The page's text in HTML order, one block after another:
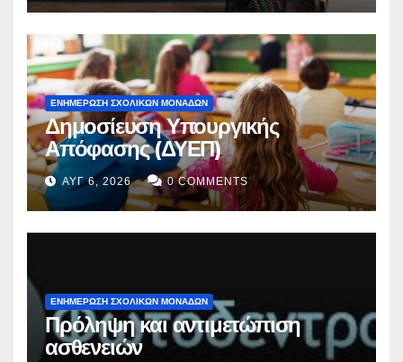
ΕΝΗΜΕΡΩΣΗ ΣΧΟΛΙΚΩΝ ΜΟΝΑΔΩΝ
Δημοσίευση Υπουργικής
Απόφασης (ΔΥΕΠ)
ΑΥΓ 6, 2026 0 COMMENTS
ΕΝΗΜΕΡΩΣΗ ΣΧΟΛΙΚΩΝ ΜΟΝΑΔΩΝ
Πρόληψη και αντιμετώπιση
ασθενειών